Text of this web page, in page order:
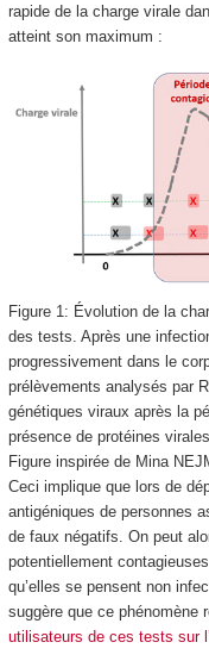
rapide de la charge virale
atteint son maximum :
Figure 1: Évolution de la
des tests. Après une
progressivement dans le
prélèvements analysés par
génétiques viraux après la
présence de protéines
Figure inspirée de Mina
Ceci implique que lors de
antigéniques de personnes
de faux négatifs. On peut
potentiellement
qu’elles se pensent non
suggère que ce phénomène
utilisateurs de ces tests sur